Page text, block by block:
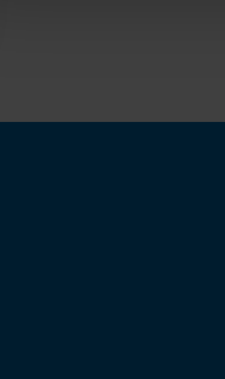
makkelijk verplaatsbaar